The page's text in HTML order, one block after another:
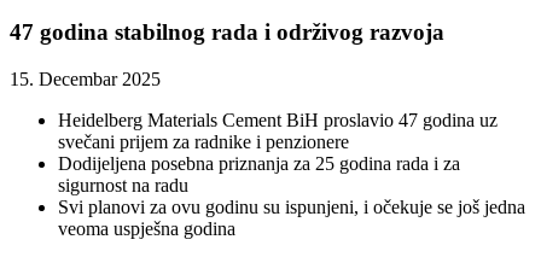
47 godina stabilnog rada i održivog razvoja
15. Decembar 2025
Heidelberg Materials Cement BiH proslavio 47 godina uz
svečani prijem za radnike i penzionere
Dodijeljena posebna priznanja za 25 godina rada i za
sigurnost na radu
Svi planovi za ovu godinu su ispunjeni, i očekuje se još jedna
veoma uspješna godina